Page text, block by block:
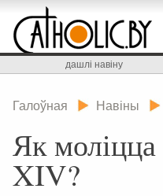
дашлі навіну
Галоўная Навіны
Як
XIV?